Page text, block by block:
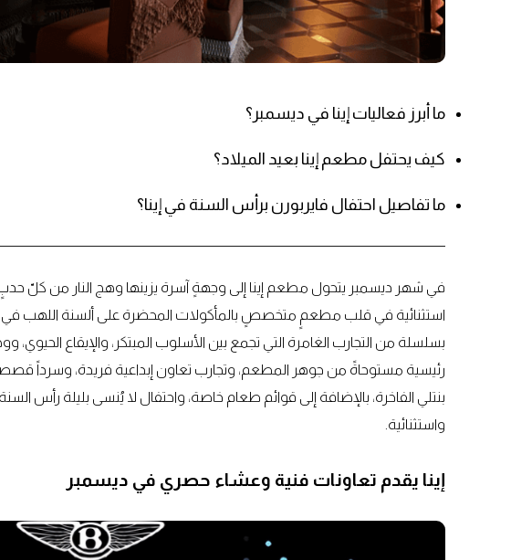
ما أبرز فعاليات إينا في ديسمبر؟
كيف يحتفل مطعم إينا بعيد الميلاد؟
ما تفاصيل احتفال فايربورن برأس السنة في إينا؟
في شهر ديسمبر يتحول مطعم إينا إلى وجهةٍ آسرة يزينها وهج النار من كلّ
بسلسلة من التجارب الغامرة التي تجمع بين الأسلوب المبتكر، والإيقاع
رئيسية مستوحاةً من جوهر المطعم، وتجارب تعاون إبداعية فريدة، وسرداً
بنتلي الفاخرة، بالإضافة إلى قوائم طعام خاصة، واحتفال لا يُنسى بليلة رأس
واستثنائية.
إينا يقدم تعاونات فنية وعشاء حصري في ديسمبر